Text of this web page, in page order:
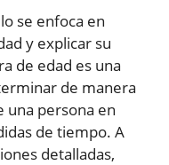
se enfoca en
y explicar su
de edad es una
de manera
una persona en
de tiempo. A
detalladas,